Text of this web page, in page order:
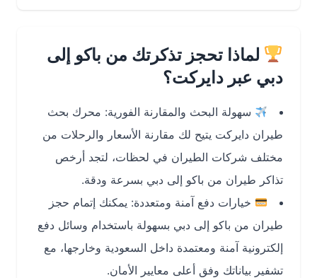
لماذا تحجز تذكرتك من باكو إلى
دبي عبر دايركت؟
سهولة البحث والمقارنة الفورية: محرك بحث
طيران دايركت يتيح لك مقارنة الأسعار والرحلات من
مختلف شركات الطيران في لحظات، لتجد أرخص
تذاكر طيران من باكو إلى دبي بسرعة ودقة.
خيارات دفع آمنة ومتعددة: يمكنك إتمام حجز
طيران من باكو إلى دبي بسهولة باستخدام وسائل دفع
إلكترونية آمنة ومعتمدة داخل السعودية وخارجها، مع
تشفير بياناتك وفق أعلى معايير الأمان.